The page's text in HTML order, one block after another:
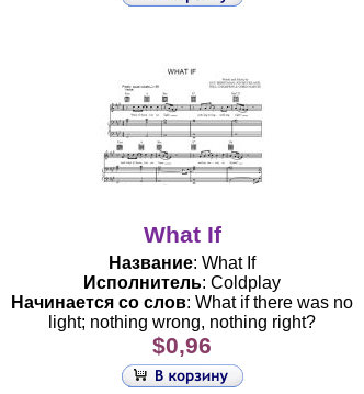
What If
Название: What If
Исполнитель: Coldplay
Начинается со слов: What if there was no
light; nothing wrong, nothing right?
$0,96